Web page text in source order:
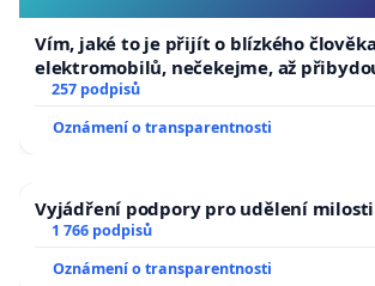
Vím, jaké to je přijít o blízkého
elektromobilů, nečekejme, až
zaveďme slyšitelná auta!
257 podpisů
Oznámení o transparentnosti
Vyjádření podpory pro udělení milosti
1 766 podpisů
Oznámení o transparentnosti